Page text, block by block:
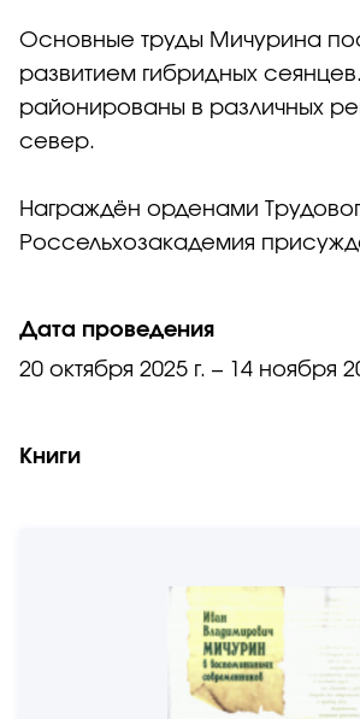
Основные труды Мичурина
развитием гибридных
районированы в различных
север.
Награждён орденами
Россельхозакадемия
Дата проведения
20 октября 2025 г. – 14 ноября
Книги